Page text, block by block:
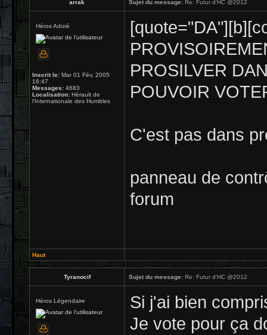
arrak Sujet du message: Re: Futur d'HC @2012
Héros Adoré
Inscrit le: Mar 01 Fév, 2005
16:47
Messages: 4683
Localisation: Hérault de
l'Internationale des Humbles
PROSILVER
POUVOIR
C'est pas dans
panneau de
forum
Haut
Tyranocif Sujet du message: Re: Futur d'HC @2012
Héros Légendaire
Si j'ai bien
Je vote pour ça